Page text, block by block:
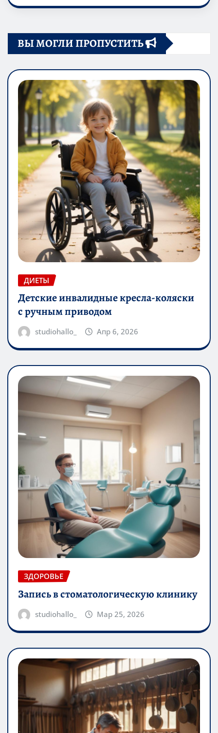
ВЫ МОГЛИ ПРОПУСТИТЬ
ДИЕТЫ
Детские инвалидные кресла-коляски
с ручным приводом
studiohallo_ Апр 6, 2026
ЗДОРОВЬЕ
Запись в стоматологическую клинику
studiohallo_ Мар 25, 2026